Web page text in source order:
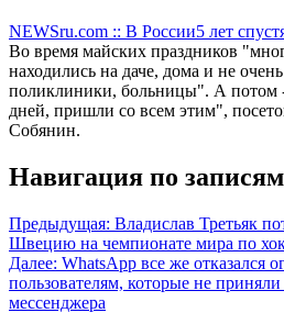
NEWSru.com :: В России5 лет
Во время майских праздников
находились на даче, дома и не
поликлиники, больницы". А потом
дней, пришли со всем этим",
Собянин.
Навигация по записям
Предыдущая: Владислав Третьяк
Швецию на чемпионате мира по
Далее: WhatsApp все же отказался
пользователям, которые не
мессенджера